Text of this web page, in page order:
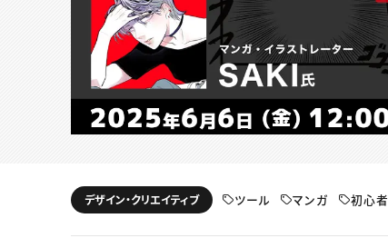
デザイン・クリエイティブ ツール マンガ 初心者